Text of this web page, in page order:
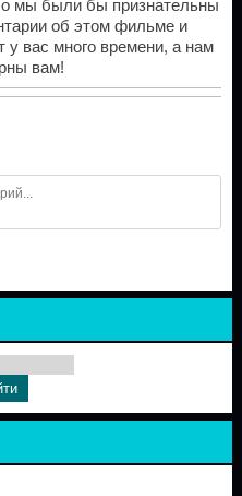
мы были бы признательны
об этом фильме и
у вас много времени, а нам
вам!